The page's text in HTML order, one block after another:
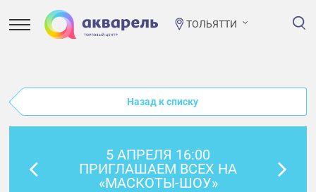
ТОЛЬЯТТИ
Назад к списку
5 АПРЕЛЯ 16:00
ПРИГЛАШАЕМ ВСЕХ НА
«МАСКОТЫ-ШОУ»